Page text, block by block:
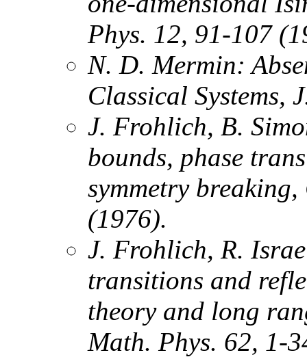
Phys. 12, 91-107
N. D. Mermin:
Classical Systems,
J. Frohlich, B.
bounds, phase
symmetry breaking,
(1976).
J. Frohlich, R.
transitions and
theory and long
Math. Phys. 62, 1-